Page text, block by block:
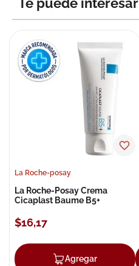
La Roche-posay
La Roche-Posay Crema
Cicaplast Baume B5+
$16,17
Agregar